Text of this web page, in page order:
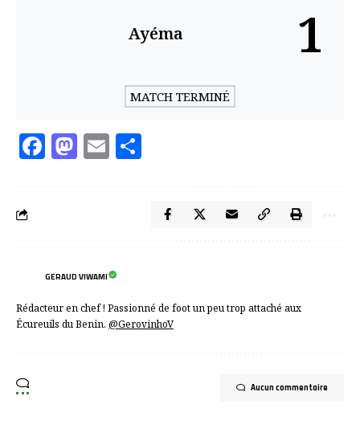
Ayéma 1
MATCH TERMINÉ
Facebook
Mastodon
Email
GERAUD VIWAMI
Rédacteur en chef ! Passionné de foot un peu trop attaché aux
Écureuils du Benin. @GerovinhoV
Aucun commentaire